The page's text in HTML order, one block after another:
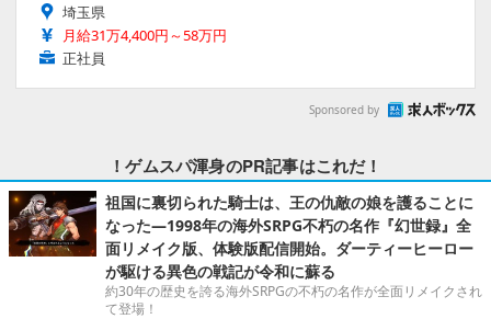
埼玉県
月給31万4,400円～58万円
正社員
Sponsored by
！ゲムスパ渾身のPR記事はこれだ！
祖国に裏切られた騎士は、王の仇敵の娘を護ることに
なった―1998年の海外SRPG不朽の名作『幻世録』全
面リメイク版、体験版配信開始。ダーティーヒーロー
が駆ける異色の戦記が令和に蘇る
約30年の歴史を誇る海外SRPGの不朽の名作が全面リメイクされ
て登場！